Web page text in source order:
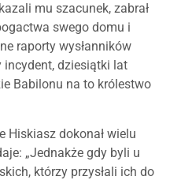
mu szacunek, zabrał
swego domu i
raporty wysłanników
incydent, dziesiątki lat
Babilonu na to królestwo
Hiskiasz dokonał wielu
„Jednakże gdy byli u
którzy przysłali ich do